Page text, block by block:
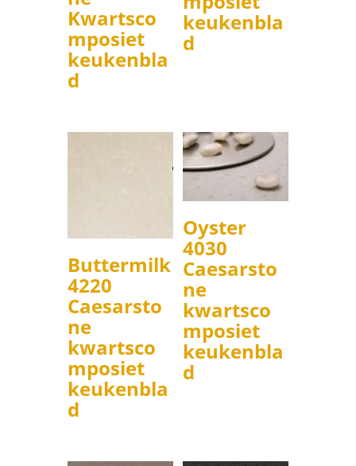
Kwartsco
mposiet
keukenbla
d
keukenbla
d
Buttermilk
4220
Caesarsto
ne
kwartsco
mposiet
keukenbla
d
Oyster
4030
Caesarsto
ne
kwartsco
mposiet
keukenbla
d